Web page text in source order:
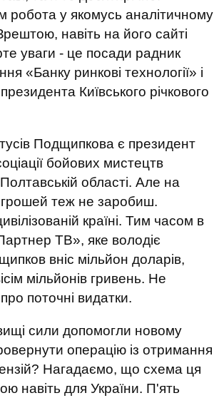
робота у якомусь аналітичному
навіть на його сайті
уваги - це посади радник
«Банку ринкові технології» і
Київського річкового
Подщипкова є президент
бойових мистецтв
області. Але на
теж не заробиш.
країні. Тим часом в
ТВ», яке володіє
вніс мільйон доларів,
мільйонів гривень. Не
поточні видатки.
сили допомогли новому
операцію із отримання
Нагадаємо, що схема ця
навіть для України. П'ять